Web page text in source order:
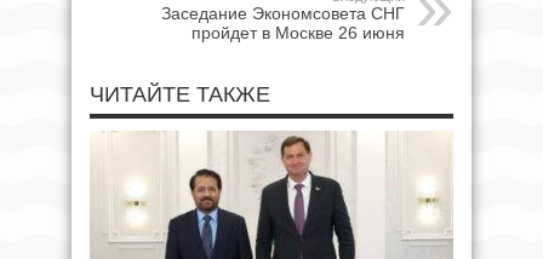
Заседание Экономсовета СНГ
пройдет в Москве 26 июня
ЧИТАЙТЕ ТАКЖЕ